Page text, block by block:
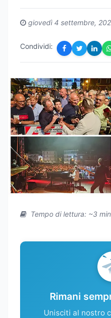
giovedì 4 settembre,
Condividi:
Tempo di lettura: ~3 min
Rimani
Unisciti al nostro